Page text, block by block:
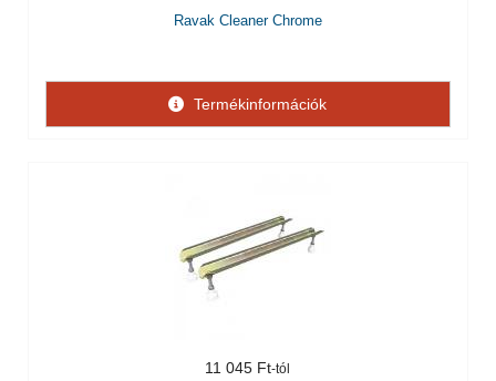
Ravak Cleaner Chrome
Termékinformációk
11 045 Ft